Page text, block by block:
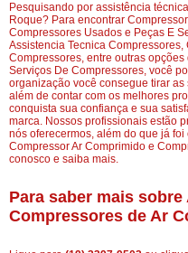
Pesquisando por assistência
Roque? Para encontrar
Compressores Usados e Peças E
Assistencia Tecnica
Compressores, entre outras
Serviços De Compressores, você
organização você consegue tirar
além de contar com os melhores
conquista sua confiança e sua
marca. Nossos profissionais estão
nós oferecermos, além do que já
Compressor Ar Comprimido e
conosco e saiba mais.
Para saber mais
Compressores de Ar